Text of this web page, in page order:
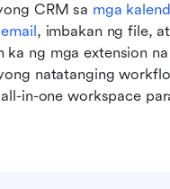
CRM sa mga
, imbakan ng file,
ka ng mga extension
natatanging
in-one workspace